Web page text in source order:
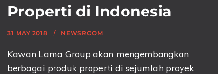
Properti di Indonesia
31 MAY 2018 NEWSROOM
Kawan Lama Group akan mengembangkan
berbagai produk properti di sejumlah proyek